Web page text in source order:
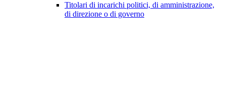
Titolari di incarichi politici, di amministrazione,
di direzione o di governo